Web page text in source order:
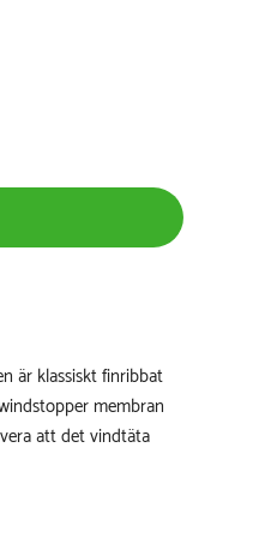
är klassiskt finribbat
membran
att det vindtäta